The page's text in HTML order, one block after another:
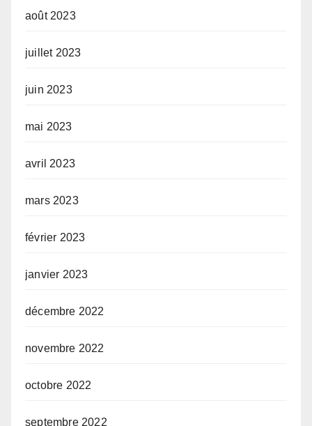
août 2023
juillet 2023
juin 2023
mai 2023
avril 2023
mars 2023
février 2023
janvier 2023
décembre 2022
novembre 2022
octobre 2022
septembre 2022